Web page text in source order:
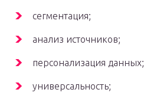
сегментация;
анализ источников;
персонализация данных;
универсальность;